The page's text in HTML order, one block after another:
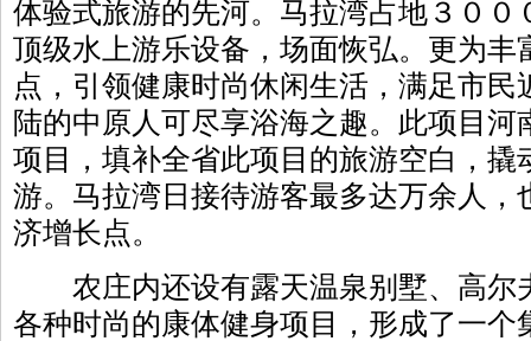
体验式旅游的先河。马拉湾占地３００
顶级水上游乐设备，场面恢弘。更为丰
点，引领健康时尚休闲生活，满足市
陆的中原人可尽享浴海之趣。此项目
项目，填补全省此项目的旅游空白，撬
游。马拉湾日接待游客最多达万余人，
济增长点。
农庄内还设有露天温泉别墅、高尔
各种时尚的康体健身项目，形成了一个